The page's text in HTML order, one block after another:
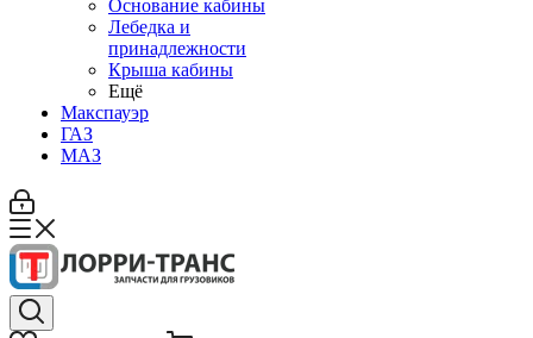
Основание кабины
Лебедка и
принадлежности
Крыша кабины
Ещё
Макспауэр
ГАЗ
МАЗ